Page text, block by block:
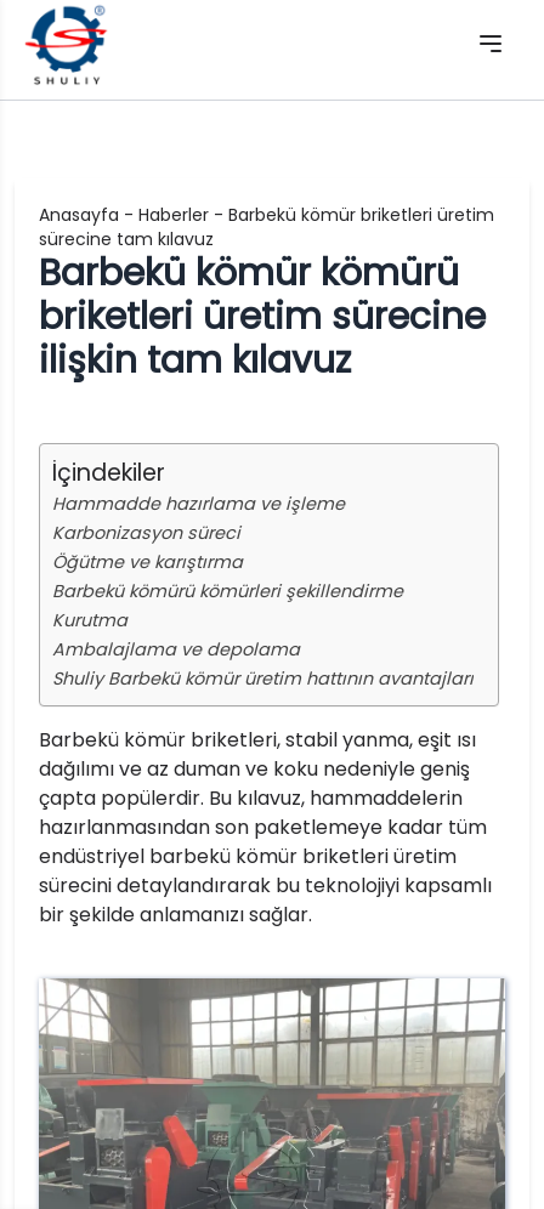
Anasayfa - Haberler - Barbekü kömür briketleri üretim
sürecine tam kılavuz
Barbekü kömür kömürü
briketleri üretim sürecine
ilişkin tam kılavuz
İçindekiler
Hammadde hazırlama ve işleme
Karbonizasyon süreci
Öğütme ve karıştırma
Barbekü kömürü kömürleri şekillendirme
Kurutma
Ambalajlama ve depolama
Shuliy Barbekü kömür üretim hattının avantajları
Barbekü kömür briketleri, stabil yanma, eşit ısı
dağılımı ve az duman ve koku nedeniyle geniş
çapta popülerdir. Bu kılavuz, hammaddelerin
hazırlanmasından son paketlemeye kadar tüm
endüstriyel barbekü kömür briketleri üretim
sürecini detaylandırarak bu teknolojiyi kapsamlı
bir şekilde anlamanızı sağlar.